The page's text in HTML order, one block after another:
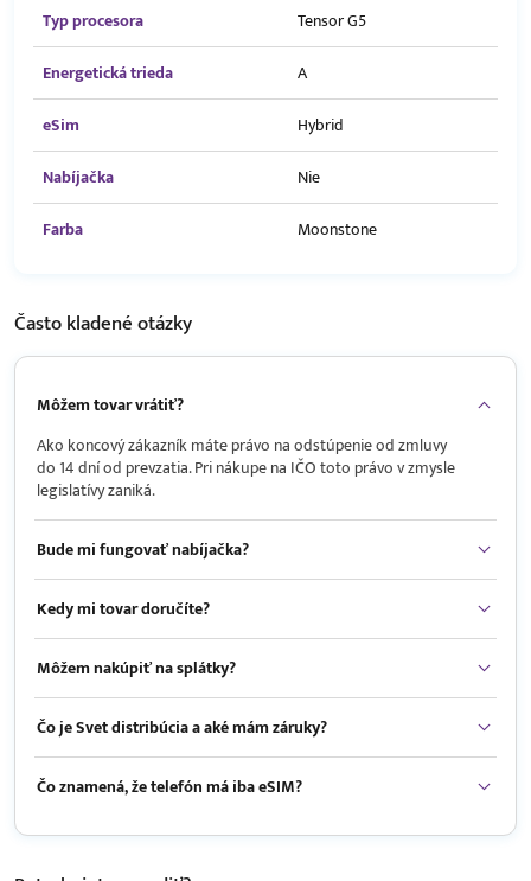
Typ procesora
Tensor G5
Energetická trieda
A
eSim
Hybrid
Nabíjačka
Nie
Farba
Moonstone
Často kladenéotázky
Môžem tovar vrátiť?
Ako koncový zákazník máte právo na odstúpenie od zmluvy
do 14 dní od prevzatia. Pri nákupe na IČO toto právo v zmysle
legislatívy zaniká.
Bude mi fungovať nabíjačka?
Kedy mi tovar doručíte?
Môžem nakúpiť na splátky?
Čo je Svet distribúcia a aké mám záruky?
Čo znamená, že telefón má iba eSIM?